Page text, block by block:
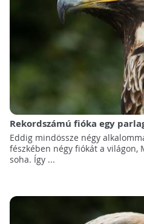
Rekordszámú fióka egy
Eddig mindössze négy
fészkében négy fiókát a világon,
soha. Így ...